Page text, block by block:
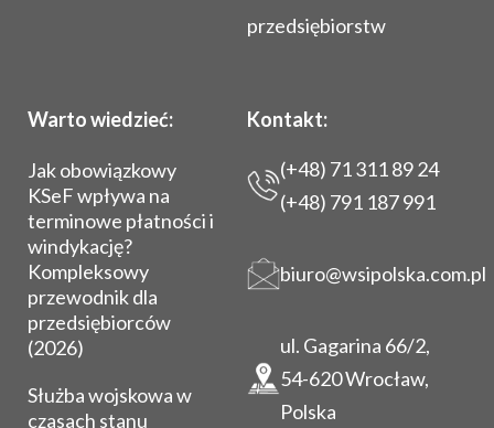
przedsiębiorstw
Warto wiedzieć:
Jak obowiązkowy
KSeF wpływa na
terminowe płatności i
windykację?
Kompleksowy
przewodnik dla
przedsiębiorców
(2026)
Służba wojskowa w
czasach stanu
Kontakt:
(+48) 71 311 89 24
(+48) 791 187 991
biuro@wsipolska.com.pl
ul. Gagarina 66/2,
54-620 Wrocław,
Polska